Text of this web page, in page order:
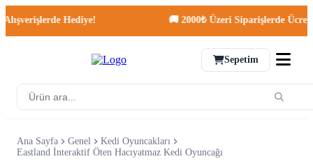
Hediye! 🚚 2000₺ Üzeri Siparişlerde Ücretsiz
Sepetim
Ana Sayfa Genel
Kedi Oyuncakları
Eastland İnteraktif Öten Hacıyatmaz Kedi Oyuncağı